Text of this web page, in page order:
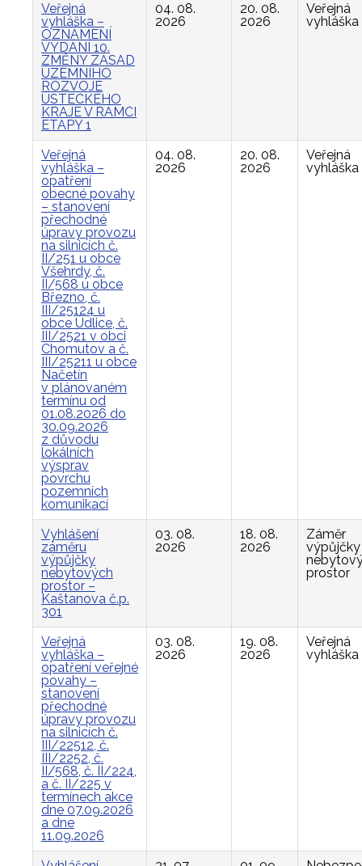
Veřejná
vyhláška –
OZNÁMENÍ
VYDÁNÍ 10.
ZMĚNY ZÁSAD
ÚZEMNÍHO
ROZVOJE
ÚSTECKÉHO
KRAJE V RÁMCI
ETAPY 1
04. 08.
2026
20. 08.
2026
Veřejná
vyhláška
Veřejná
vyhláška –
opatření
obecné povahy
– stanovení
přechodné
úpravy provozu
na silnicích č.
II/251 u obce
Všehrdy, č.
II/568 u obce
Březno, č.
III/25124 u
obce Údlice, č.
III/2521 v obci
Chomutov a č.
III/25211 u obce
Načetín
v plánovaném
termínu od
01.08.2026 do
30.09.2026
z důvodu
lokálních
výsprav
povrchu
pozemních
komunikací
04. 08.
2026
20. 08.
2026
Veřejná
vyhláška
Vyhlášení
záměru
výpůjčky
nebytových
prostor –
Kaštanova č.p.
301
03. 08.
2026
18. 08.
2026
Záměr
výpůjčky
prostor
Veřejná
vyhláška –
opatření veřejné
povahy –
stanovení
přechodné
úpravy provozu
na silnicích č.
III/22512, č.
III/2252, č.
II/568, č. II/224,
a č. II/225 v
termínech akce
dne 07.09.2026
a dne
11.09.2026
03. 08.
2026
19. 08.
2026
Veřejná
vyhláška